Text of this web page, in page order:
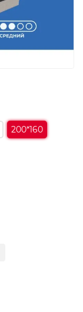
200*160